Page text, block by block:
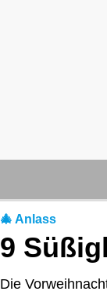
🎄 Anlass
9
Die